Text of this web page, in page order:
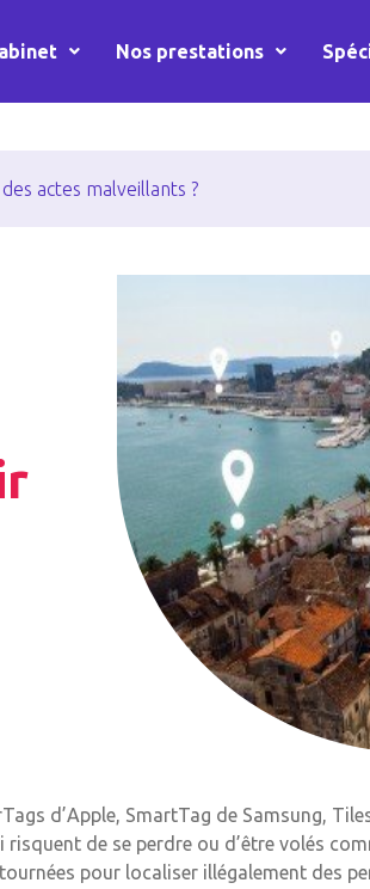
Nos prestations
actes malveillants ?
d’Apple, SmartTag de Samsung,
risquent de se perdre ou d’être volés
pour localiser illégalement des